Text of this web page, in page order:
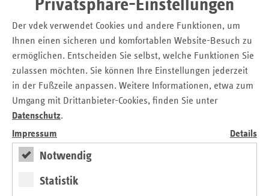
Privatsphäre-Einstellungen
Der vdek verwendet Cookies und andere Funktionen, um
Ihnen einen sicheren und komfortablen Website-Besuch zu
ermöglichen. Entscheiden Sie selbst, welche Funktionen Sie
zulassen möchten. Sie können Ihre Einstellungen jederzeit
in der Fußzeile anpassen. Weitere Informationen, etwa zum
Umgang mit Drittanbieter-Cookies, finden Sie unter
Datenschutz.
Impressum
Details
Notwendig
Statistik
sich auf das Immunsystem der Erkrankten, das zunächst
unterdrückt wurde, dann überreagierte (Zytokinsturm) –
und in der Folge eine Schädigung und Zerstörung des
Lungengewebes bewirkte.
Gefahr unterschätzt?
Die Regierungen in Berlin, Paris oder Washington wurden
überrascht, aber aus Sicht des Neuzeithistorikers Eckard
Michels sahen sie die Pandemie nicht als das dringendste
gezeichnet, die Menschen vom Hunger ausgezehrt und